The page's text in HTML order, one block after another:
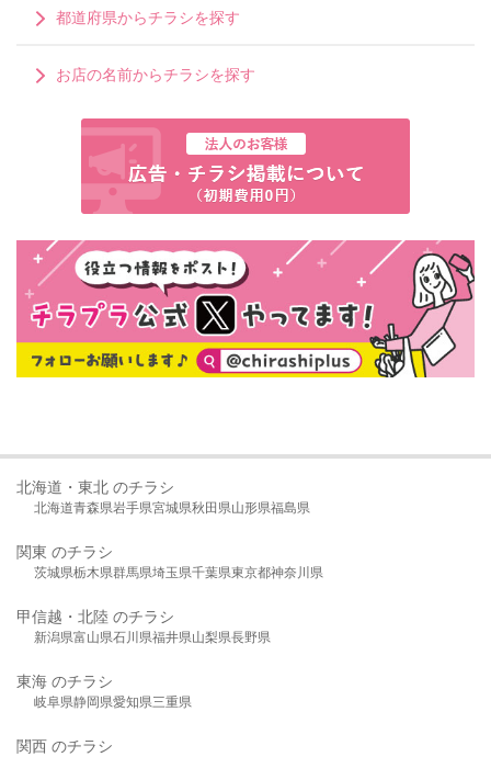
都道府県からチラシを探す
お店の名前からチラシを探す
北海道・東北 のチラシ
北海道青森県岩手県宮城県秋田県山形県福島県
関東 のチラシ
茨城県栃木県群馬県埼玉県千葉県東京都神奈川県
甲信越・北陸 のチラシ
新潟県富山県石川県福井県山梨県長野県
東海 のチラシ
岐阜県静岡県愛知県三重県
関西 のチラシ